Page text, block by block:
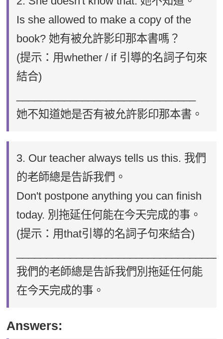
Is she allowed to make a copy of the
book? 她有被允許影印那本書嗎？
(提示：用whether / if 引導的名詞子句來
結合)
她不知道她是否有被允許影印那本書。
3. Our teacher always tells us this. 我們
的老師總是告訴我們。
Don't postpone anything you can finish
today. 別拖延任何能在今天完成的事。
(提示：用that引導的名詞子句來結合)
我們的老師總是告訴我們別拖延任何能
在今天完成的事。
Answers: